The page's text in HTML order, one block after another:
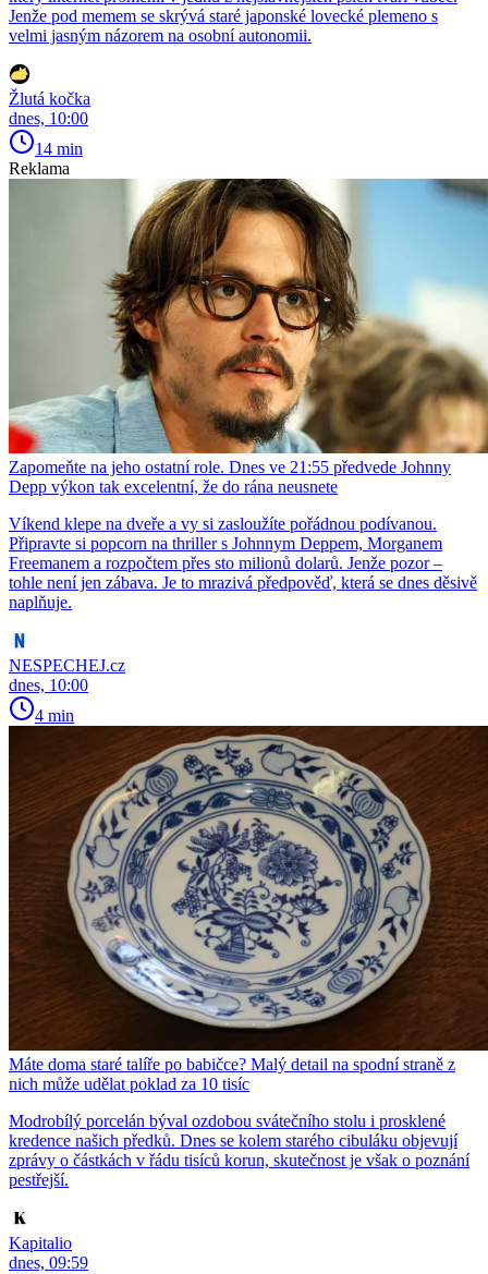
Jenže pod memem se skrývá staré japonské lovecké plemeno s
velmi jasným názorem na osobní autonomii.
Žlutá kočka
dnes, 10:00
14 min
Reklama
Zapomeňte na jeho ostatní role. Dnes ve 21:55 předvede Johnny
Depp výkon tak excelentní, že do rána neusnete
Víkend klepe na dveře a vy si zasloužíte pořádnou podívanou.
Připravte si popcorn na thriller s Johnnym Deppem, Morganem
Freemanem a rozpočtem přes sto milionů dolarů. Jenže pozor –
tohle není jen zábava. Je to mrazivá předpověď, která se dnes děsivě
naplňuje.
NESPECHEJ.cz
dnes, 10:00
4 min
Máte doma staré talíře po babičce? Malý detail na spodní straně z
nich může udělat poklad za 10 tisíc
Modrobílý porcelán býval ozdobou svátečního stolu i prosklené
kredence našich předků. Dnes se kolem starého cibuláku objevují
zprávy o částkách v řádu tisíců korun, skutečnost je však o poznání
pestřejší.
Kapitalio
dnes, 09:59